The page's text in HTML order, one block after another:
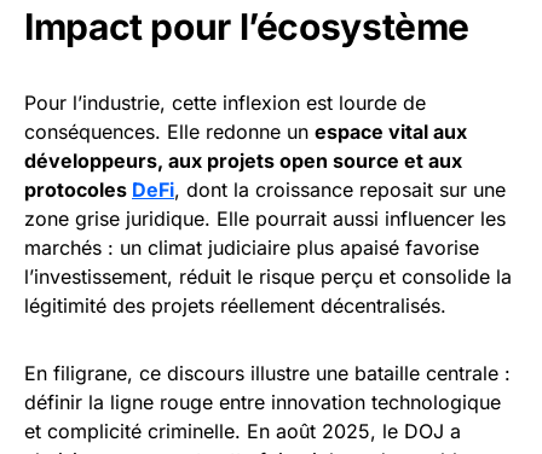
Impact pour l’écosystème
Pour l’industrie, cette inflexion est lourde de
conséquences. Elle redonne un espace vital aux
développeurs, aux projets open source et aux
protocoles DeFi, dont la croissance reposait sur une
zone grise juridique. Elle pourrait aussi influencer les
marchés : un climat judiciaire plus apaisé favorise
l’investissement, réduit le risque perçu et consolide la
légitimité des projets réellement décentralisés.
En filigrane, ce discours illustre une bataille centrale :
définir la ligne rouge entre innovation technologique
et complicité criminelle. En août 2025, le DOJ a